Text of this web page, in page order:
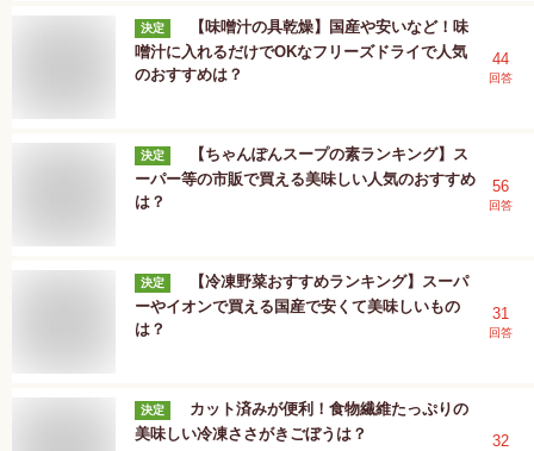
決定
【味噌汁の具乾燥】国産や安いなど！味
噌汁に入れるだけでOKなフリーズドライで人気
のおすすめは？
44
回答
決定
【ちゃんぽんスープの素ランキング】ス
ーパー等の市販で買える美味しい人気のおすすめ
は？
56
回答
決定
【冷凍野菜おすすめランキング】スーパ
ーやイオンで買える国産で安くて美味しいもの
は？
31
回答
決定
カット済みが便利！食物繊維たっぷりの
美味しい冷凍ささがきごぼうは？
32